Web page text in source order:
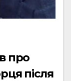
про
після